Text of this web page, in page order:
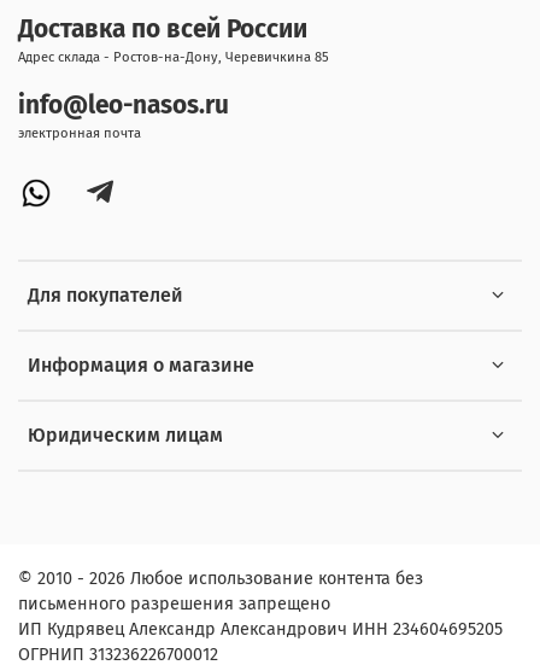
Для покупателей
Информация о магазине
Юридическим лицам
Доставка по всей России
Адрес склада - Ростов-на-Дону, Черевичкина 85
info@leo-nasos.ru
электронная почта
© 2010 - 2026 Любое использование контента без
письменного разрешения запрещено
ИП Кудрявец Александр Александрович ИНН 234604695205
ОГРНИП 313236226700012